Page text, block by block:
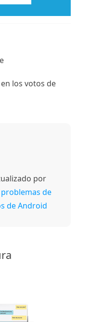
los votos de
por
de
de Android